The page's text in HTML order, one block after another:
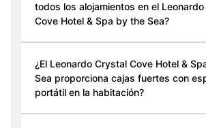
todos los alojamientos en el
Cove Hotel & Spa by the Sea?
¿El Leonardo Crystal Cove Hotel &
Sea proporciona cajas fuertes con
portátil en la habitación?